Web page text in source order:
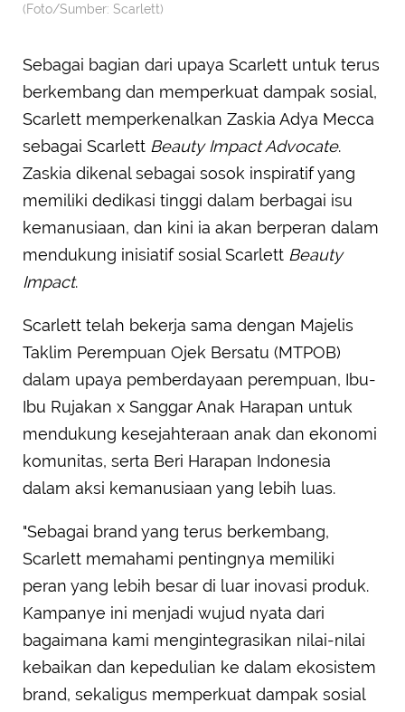
(Foto/Sumber: Scarlett)
Sebagai bagian dari upaya Scarlett untuk terus
berkembang dan memperkuat dampak sosial,
Scarlett memperkenalkan Zaskia Adya Mecca
sebagai Scarlett Beauty Impact Advocate.
Zaskia dikenal sebagai sosok inspiratif yang
memiliki dedikasi tinggi dalam berbagai isu
kemanusiaan, dan kini ia akan berperan dalam
mendukung inisiatif sosial Scarlett Beauty
Impact.
Scarlett telah bekerja sama dengan Majelis
Taklim Perempuan Ojek Bersatu (MTPOB)
dalam upaya pemberdayaan perempuan, Ibu-
Ibu Rujakan x Sanggar Anak Harapan untuk
mendukung kesejahteraan anak dan ekonomi
komunitas, serta Beri Harapan Indonesia
dalam aksi kemanusiaan yang lebih luas.
"Sebagai brand yang terus berkembang,
Scarlett memahami pentingnya memiliki
peran yang lebih besar di luar inovasi produk.
Kampanye ini menjadi wujud nyata dari
bagaimana kami mengintegrasikan nilai-nilai
kebaikan dan kepedulian ke dalam ekosistem
brand, sekaligus memperkuat dampak sosial